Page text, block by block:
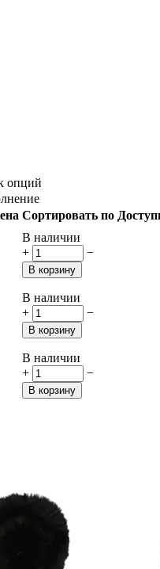
опций
Сортировать по
В наличии
+
−
В корзину
В наличии
+
−
В корзину
В наличии
+
−
В корзину